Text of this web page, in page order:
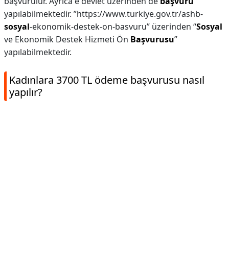
yapılabilmektedir. ”https://www.turkiye.gov.tr/ashb-
sosyal-ekonomik-destek-on-basvuru” üzerinden “Sosyal
ve Ekonomik Destek Hizmeti Ön Başvurusu”
yapılabilmektedir.
Kadınlara 3700 TL ödeme başvurusu nasıl
yapılır?